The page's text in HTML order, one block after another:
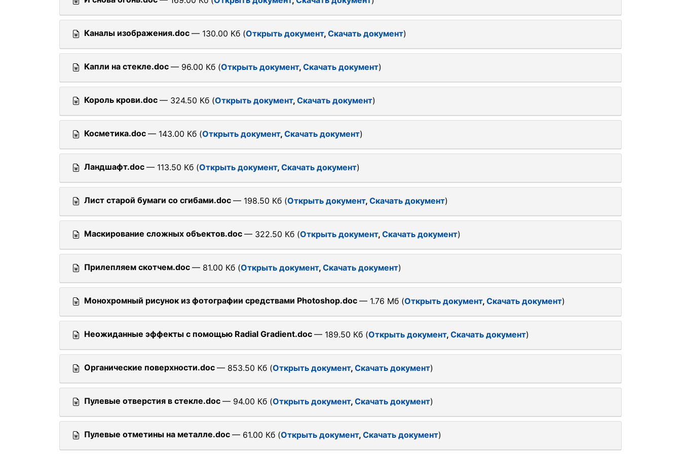
Каналы изображения.doc — 130.00 Кб (Открыть документ, Скачать документ)
Капли на стекле.doc — 96.00 Кб (Открыть документ, Скачать документ)
Король крови.doc — 324.50 Кб (Открыть документ, Скачать документ)
Косметика.doc — 143.00 Кб (Открыть документ, Скачать документ)
Ландшафт.doc — 113.50 Кб (Открыть документ, Скачать документ)
Лист старой бумаги со сгибами.doc — 198.50 Кб (Открыть документ, Скачать документ)
Маскирование сложных объектов.doc — 322.50 Кб (Открыть документ, Скачать документ)
Прилепляем скотчем.doc — 81.00 Кб (Открыть документ, Скачать документ)
Монохромный рисунок из фотографии средствами Photoshop.doc — 1.76 Мб (Открыть документ, Скачать документ)
Неожиданные эффекты с помощью Radial Gradient.doc — 189.50 Кб (Открыть документ, Скачать документ)
Органические поверхности.doc — 853.50 Кб (Открыть документ, Скачать документ)
Пулевые отверстия в стекле.doc — 94.00 Кб (Открыть документ, Скачать документ)
Пулевые отметины на металле.doc — 61.00 Кб (Открыть документ, Скачать документ)